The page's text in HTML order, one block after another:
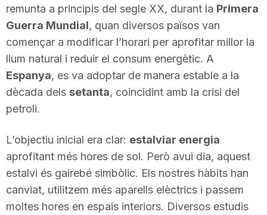
a
remunta a principis del segle XX, durant la Primera
Guerra Mundial, quan diversos països van
començar a modificar l’horari per aprofitar millor la
llum natural i reduir el consum energètic. A
Espanya, es va adoptar de manera estable a la
dècada dels setanta, coincidint amb la crisi del
petroli.
L’objectiu inicial era clar: estalviar energia
aprofitant més hores de sol. Però avui dia, aquest
estalvi és gairebé simbòlic. Els nostres hàbits han
canviat, utilitzem més aparells elèctrics i passem
moltes hores en espais interiors. Diversos estudis